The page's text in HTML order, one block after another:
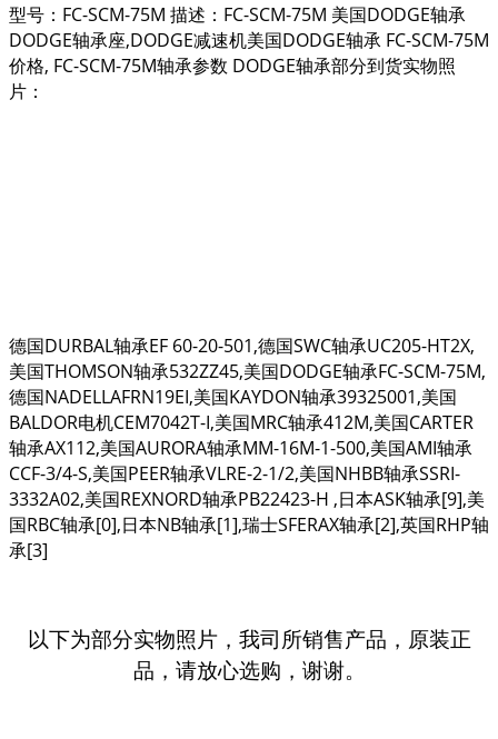
型号：FC-SCM-75M 描述：FC-SCM-75M 美国DODGE轴承
DODGE轴承座,DODGE减速机美国DODGE轴承 FC-SCM-75M
价格, FC-SCM-75M轴承参数 DODGE轴承部分到货实物照
片：
德国DURBAL轴承EF 60-20-501,德国SWC轴承UC205-HT2X,
美国THOMSON轴承532ZZ45,美国DODGE轴承FC-SCM-75M,
德国NADELLAFRN19EI,美国KAYDON轴承39325001,美国
BALDOR电机CEM7042T-I,美国MRC轴承412M,美国CARTER
轴承AX112,美国AURORA轴承MM-16M-1-500,美国AMI轴承
CCF-3/4-S,美国PEER轴承VLRE-2-1/2,美国NHBB轴承SSRI-
3332A02,美国REXNORD轴承PB22423-H ,日本ASK轴承[9],美
国RBC轴承[0],日本NB轴承[1],瑞士SFERAX轴承[2],英国RHP轴
承[3]
以下为部分实物照片，我司所销售产品，原装正
品，请放心选购，谢谢。